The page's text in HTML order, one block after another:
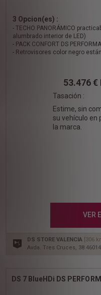
3 Opcion(es) :
- TECHO PANORÁMICO
alumbrado interior de LED)
- PACK CONFORT DS
- Retrovisores color negro
53.476 €
Tasación :
Estime, sin
su vehículo en
la marca.
VER
DS STORE VALENCIA [306
Avda. Tres Cruces, 38
DS 7 BlueHDi DS